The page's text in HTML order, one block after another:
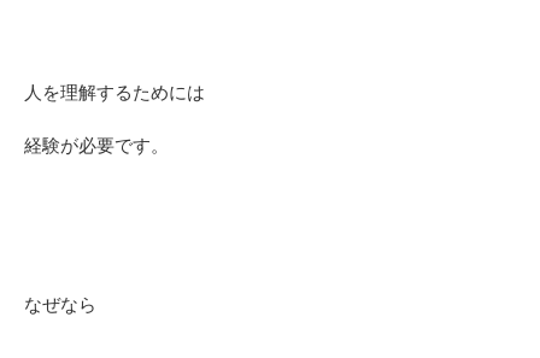
人を理解するためには
経験が必要です。
なぜなら